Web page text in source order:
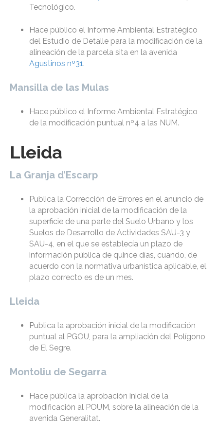
Tecnológico.
Hace público el Informe Ambiental Estratégico
del Estudio de Detalle para la modificación de la
alineación de la parcela sita en la avenida
Agustinos nº31.
Mansilla de las Mulas
Hace público el Informe Ambiental Estratégico
de la modificación puntual nº4 a las NUM.
Lleida
La Granja d’Escarp
Publica la Corrección de Errores en el anuncio de
la aprobación inicial de la modificación de la
superficie de una parte del Suelo Urbano y los
Suelos de Desarrollo de Actividades SAU-3 y
SAU-4, en el que se establecía un plazo de
información pública de quince días, cuando, de
acuerdo con la normativa urbanística aplicable, el
plazo correcto es de un mes.
Lleida
Publica la aprobación inicial de la modificación
puntual al PGOU, para la ampliación del Polígono
de El Segre.
Montoliu de Segarra
Hace pública la aprobación inicial de la
modificación al POUM, sobre la alineación de la
avenida Generalitat.